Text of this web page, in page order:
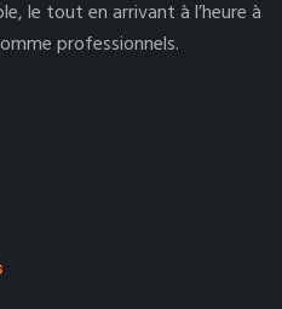
le tout en arrivant à l’heure à
professionnels.